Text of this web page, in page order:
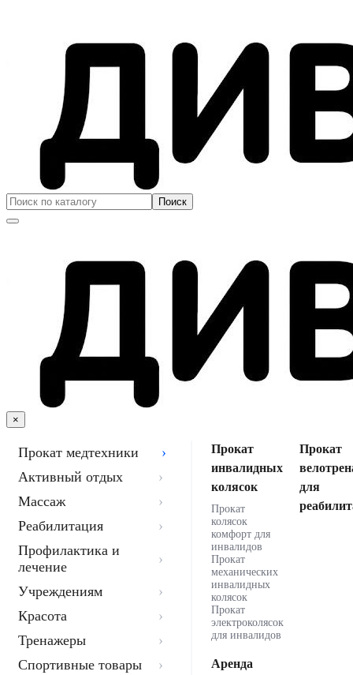
×
Прокат медтехники
Активный отдых
Массаж
Реабилитация
Профилактика и
лечение
Учреждениям
Красота
Тренажеры
Спортивные товары
Прокат
инвалидных
колясок
Прокат
колясок
комфорт для
инвалидов
Прокат
механических
инвалидных
колясок
Прокат
электроколясок
для инвалидов
Прокат
для
Аренда